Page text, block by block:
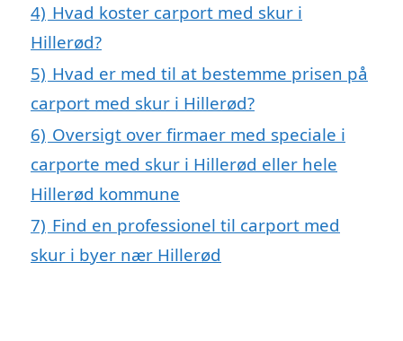
4) Hvad koster carport med skur i
Hillerød?
5) Hvad er med til at bestemme prisen på
carport med skur i Hillerød?
6) Oversigt over firmaer med speciale i
carporte med skur i Hillerød eller hele
Hillerød kommune
7) Find en professionel til carport med
skur i byer nær Hillerød